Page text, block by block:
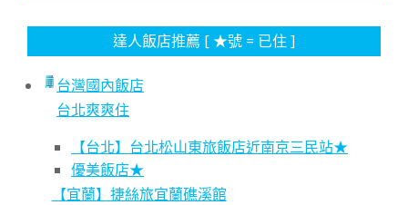
達人飯店推薦 [ ★號 = 已住 ]
台灣國內飯店
台北爽爽住
【台北】台北松山東旅飯店近南京三民站★
優美飯店★
【宜蘭】捷絲旅宜蘭礁溪館